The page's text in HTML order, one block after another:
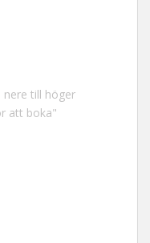
nere till höger
att boka"